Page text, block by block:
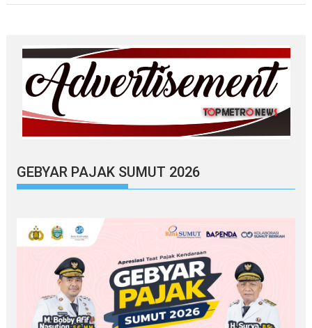
GEBYAR PAJAK SUMUT 2026